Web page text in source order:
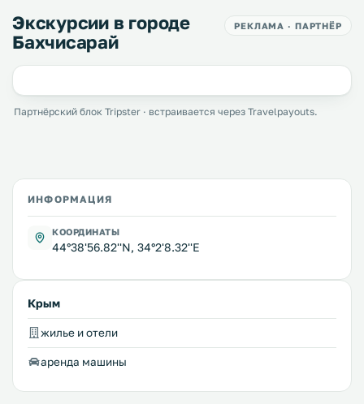
Экскурсии в городе
Бахчисарай
РЕКЛАМА · ПАРТНЁР
Партнёрский блок Tripster · встраивается через Travelpayouts.
ИНФОРМАЦИЯ
КООРДИНАТЫ
44°38'56.82''N, 34°2'8.32''E
Крым
жилье и отели
аренда машины